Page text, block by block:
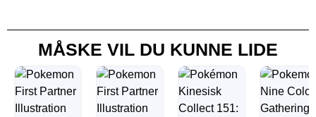
MÅSKE VIL DU KUNNE LIDE